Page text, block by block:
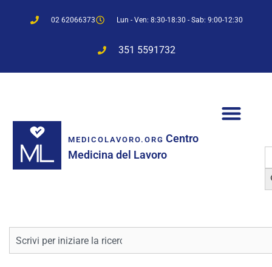
02 62066373 Lun - Ven: 8:30-18:30 - Sab: 9:00-12:30
351 5591732
MEDICOLAVORO.ORG Centro
Medicina del Lavoro
Cerca